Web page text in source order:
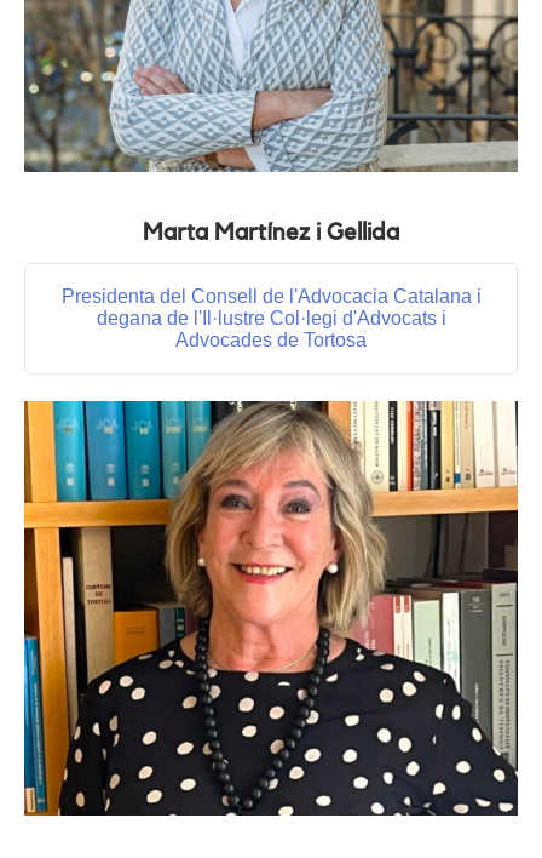
Marta Martínez i Gellida
Presidenta del Consell de l'Advocacia Catalana i
degana de l'Il·lustre Col·legi d'Advocats i
Advocades de Tortosa